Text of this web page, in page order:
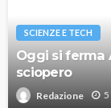
SCIENZE E TECH
Oggi si ferma
sciopero
Redazione 5